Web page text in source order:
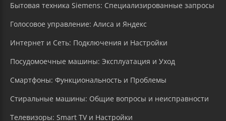
Бытовая техника Siemens: Специализированные запросы
Голосовое управление: Алиса и Яндекс
Интернет и Сеть: Подключения и Настройки
Посудомоечные машины: Эксплуатация и Уход
Смартфоны: Функциональность и Проблемы
Стиральные машины: Общие вопросы и неисправности
Телевизоры: Smart TV и Настройки